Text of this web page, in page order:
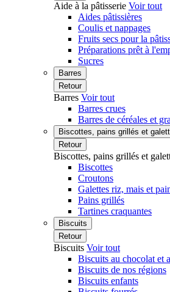
Aide à la pâtisserie Voir tout
Aides pâtissières
Coulis et nappages
Fruits secs pour la
Préparations prêt à
Sucres
Barres
Retour
Barres Voir tout
Barres crues
Barres de céréales et
Biscottes, pains grillés et
Retour
Biscottes, pains grillés et
Biscottes
Croutons
Galettes riz, mais et
Pains grillés
Tartines craquantes
Biscuits
Retour
Biscuits Voir tout
Biscuits au chocolat et
Biscuits de nos régions
Biscuits enfants